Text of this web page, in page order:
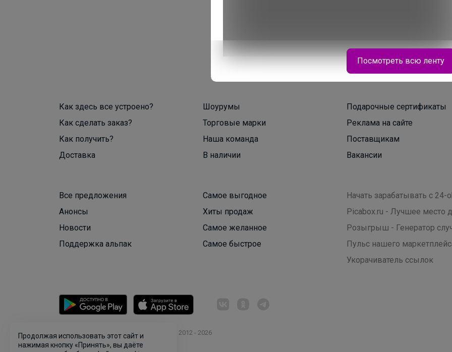
Как здесь все устроено?
Как сделать заказ?
Как получить?
Доставка
Шоурумы
Торговые марки
Наша команда
В наличии
Подарочные сертификаты
Реклама на сайте
Поставщикам
Вакансии
Все предложения
Анонсы
Новости
Поддержка альпак
Самое выгодное
Хиты продаж
Самое желанное
Самое быстрое
Начать зарабатывать с 24-
Picabox.ru - Лучшее место
Розыгрыш - Генератор
Пульс нашего
Укорачиватель ссылок
© ООО "Лявита", ОГРН 1122468054070, 2012 - 2026
Политика конфиденциальности
Тетради с пластиковыми обложками. От 12 до
Посмотреть всю ленту
Продолжая использовать этот сайт и
нажимая кнопку «Принять», вы даёте